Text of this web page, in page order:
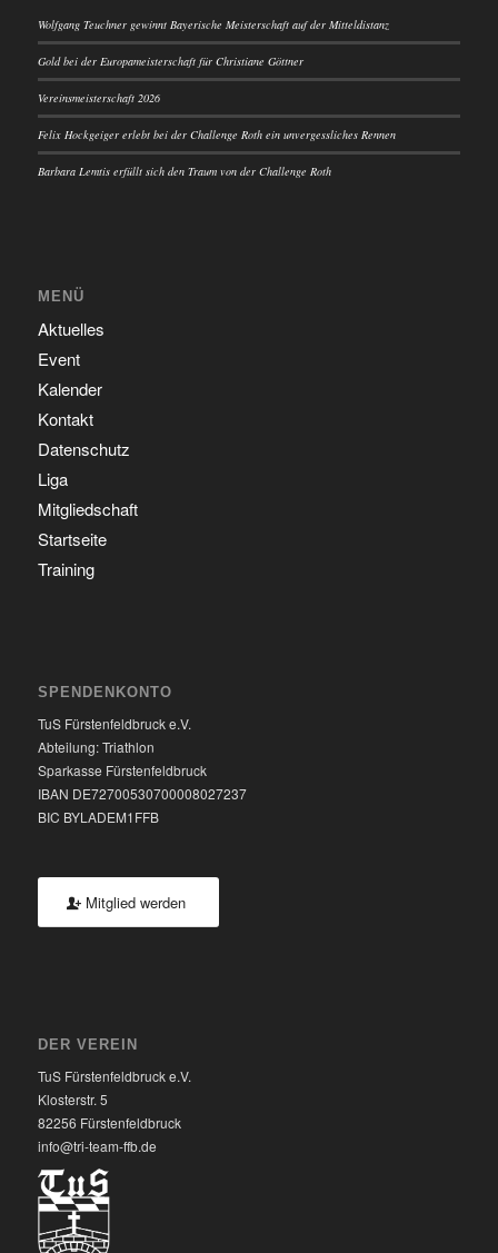
Wolfgang Teuchner gewinnt Bayerische Meisterschaft auf der Mitteldistanz
Gold bei der Europameisterschaft für Christiane Göttner
Vereinsmeisterschaft 2026
Felix Hockgeiger erlebt bei der Challenge Roth ein unvergessliches Rennen
Barbara Lemtis erfüllt sich den Traum von der Challenge Roth
MENÜ
Aktuelles
Event
Kalender
Kontakt
Datenschutz
Liga
Mitgliedschaft
Startseite
Training
SPENDENKONTO
TuS Fürstenfeldbruck e.V.
Abteilung: Triathlon
Sparkasse Fürstenfeldbruck
IBAN DE72700530700008027237
BIC BYLADEM1FFB
Mitglied werden
DER VEREIN
TuS Fürstenfeldbruck e.V.
Klosterstr. 5
82256 Fürstenfeldbruck
info@tri-team-ffb.de